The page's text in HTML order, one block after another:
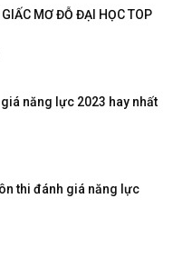
MƠ ĐỖ ĐẠI HỌC TOP
năng lực 2023 hay nhất
thi đánh giá năng lực